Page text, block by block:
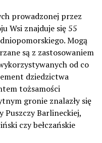
prowadzonej przez
Wsi znajduje się 55
Mogą
są z zastosowaniem
od co
dziedzictwa
tożsamości
gronie znalazły się
Puszczy Barlineckiej,
czy bełczańskie